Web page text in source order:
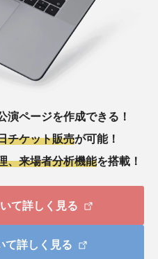
演ページを作成できる！
チケット販売が可能！
、来場者分析機能を搭載！
て詳しく見る
て詳しく見る